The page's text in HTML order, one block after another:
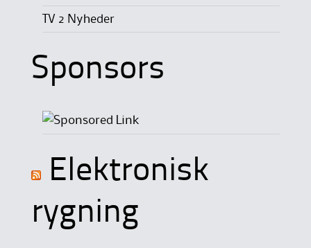
TV 2 Nyheder
Sponsors
Elektronisk
rygning